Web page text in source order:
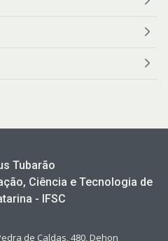
Tubarão
Ciência e Tecnologia de
- IFSC
de Caldas, 480, Dehon